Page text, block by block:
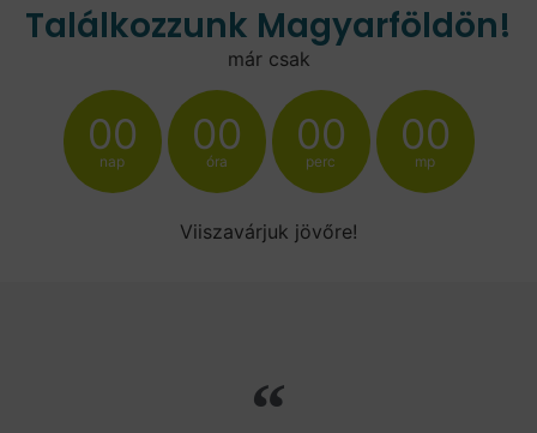
Találkozzunk Magyarföldön!
már csak
00
nap
00
óra
00
perc
00
mp
Viiszavárjuk jövőre!